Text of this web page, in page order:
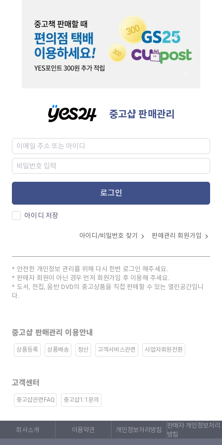
중고샵 판매관리
로그인
아이디 저장
아이디/비밀번호 찾기 판매관리 회원가입
안전한 개인정보 관리를 위해 다시 한번 로그인 해주세요.
판매자 회원이 아닌 경우 먼저 회원가입 후 이용해 주세요.
도서, 전집, 음반 DVD의 중고상품을 직접 판매할 수 있는 열린공간입니
다.
중고샵 판매관리 이용안내
상품등록 상품배송 정산 고객서비스관련 사업자회원전환
고객센터
중고샵관련FAQ 중고샵1:1문의
회사소개 이용약관 개인정보처리방침
판매자 개인정보처리
방침